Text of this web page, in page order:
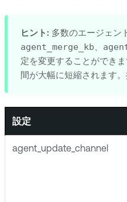
ヒント: 多数のエージェン
agent_merge_kb
定を変更することができ
間が大幅に短縮されます
設定
agent_update_channel